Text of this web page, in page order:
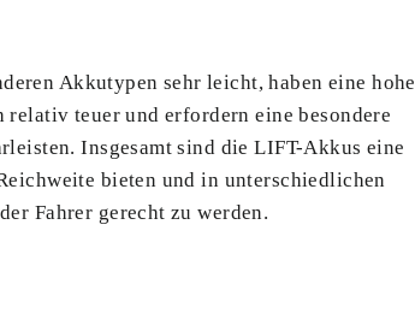
Akkutypen sehr leicht, haben eine hohe
relativ teuer und erfordern eine besondere
Insgesamt sind die LIFT-Akkus eine
bieten und in unterschiedlichen
Fahrer gerecht zu werden.